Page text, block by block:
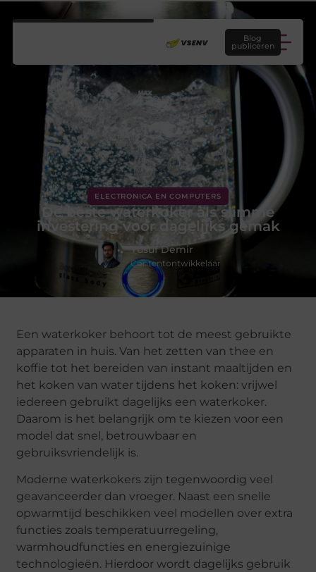
Blog
publiceren
ELECTRONICA EN COMPUTERS
De beste waterkoker als slimme
investering voor dagelijks gemak
Yusuf Demir
Contentontwikkelaar
Een waterkoker behoort tot de meest gebruikte
apparaten in huis. Van het zetten van thee en
koffie tot het bereiden van instant maaltijden en
het koken van water tijdens het koken: vrijwel
iedereen gebruikt dagelijks een waterkoker.
Daarom is het belangrijk om te kiezen voor een
model dat snel, betrouwbaar en
gebruiksvriendelijk is.
Moderne waterkokers zijn tegenwoordig veel
geavanceerder dan vroeger. Naast een snelle
opwarmtijd beschikken veel modellen over extra
functies zoals temperatuurregeling,
warmhoudfuncties en energiezuinige
technologieën. Hierdoor wordt dagelijks gebruik